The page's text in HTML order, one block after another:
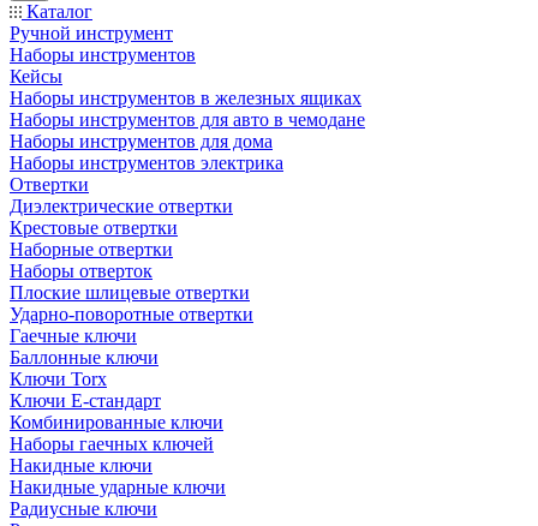
Каталог
Ручной инструмент
Наборы инструментов
Кейсы
Наборы инструментов в железных ящиках
Наборы инструментов для авто в чемодане
Наборы инструментов для дома
Наборы инструментов электрика
Отвертки
Диэлектрические отвертки
Крестовые отвертки
Наборные отвертки
Наборы отверток
Плоские шлицевые отвертки
Ударно-поворотные отвертки
Гаечные ключи
Баллонные ключи
Ключи Torx
Ключи Е-стандарт
Комбинированные ключи
Наборы гаечных ключей
Накидные ключи
Накидные ударные ключи
Радиусные ключи